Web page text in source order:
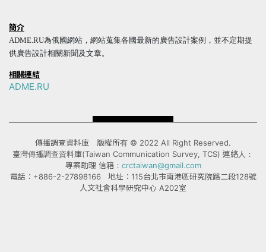
簡介
ADME.RU為俄國網站，網站蒐集各國最新的廣告設計案例，並不定期提
供廣告設計相關新聞及文章。
相關連結
ADME.RU
傳播調查資料庫 版權所有 © 2022 All Right Reserved.
臺灣傳播調查資料庫(Taiwan Communication Survey, TCS) 連絡人：
專案助理 信箱： crctaiwan@gmail.com
電話：+886-2-27898166 地址：115台北市南港區研究院路二段128號
人文社會科學研究中心 A202室